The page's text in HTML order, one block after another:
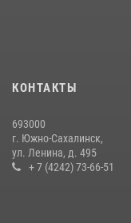
КОНТАКТЫ
693000
г. Южно-Сахалинск,
ул. Ленина, д. 495
+ 7 (4242) 73-66-51